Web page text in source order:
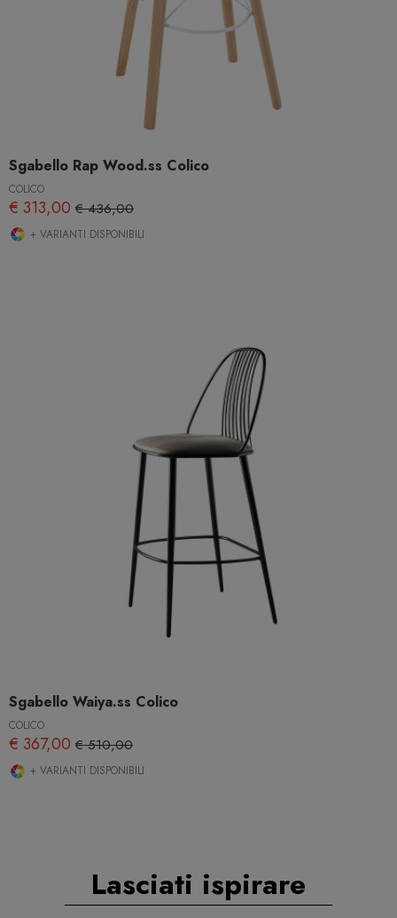
Sgabello Rap Wood.ss Colico
COLICO
€ 313,00 € 436,00
+ VARIANTI DISPONIBILI
Sgabello Waiya.ss Colico
COLICO
€ 367,00 € 510,00
+ VARIANTI DISPONIBILI
Lasciati ispirare